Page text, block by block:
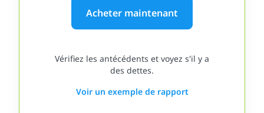
Acheter maintenant
Vérifiez les antécédents et voyez s'il y a
des dettes.
Voir un exemple de rapport